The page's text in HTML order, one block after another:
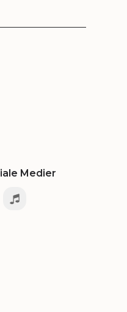
Medier